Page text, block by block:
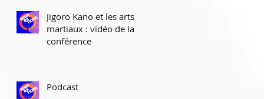
Jigoro Kano et les arts
martiaux : vidéo de la
conférence
Podcast